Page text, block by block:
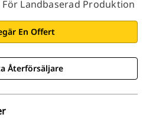
Landbaserad Produktion
En Offert
Återförsäljare